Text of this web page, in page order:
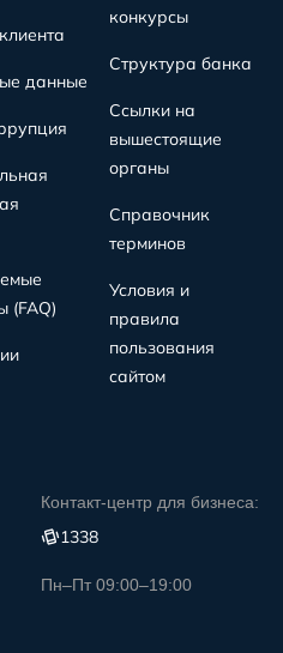
данные
(FAQ)
конкурсы
Структура банка
Ссылки на
вышестоящие
органы
Справочник
терминов
Условия и
правила
пользования
сайтом
Контакт-центр для бизнеса:
1338
Пн–Пт 09:00–19:00